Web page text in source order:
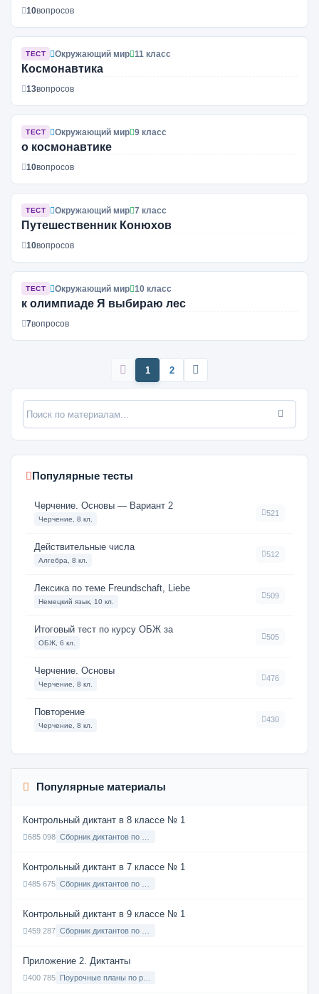
10вопросов
ТЕСТ Окружающий мир 11 класс
Космонавтика
13вопросов
ТЕСТ Окружающий мир 9 класс
о космонавтике
10вопросов
ТЕСТ Окружающий мир 7 класс
Путешественник Конюхов
10вопросов
ТЕСТ Окружающий мир 10 класс
к олимпиаде Я выбираю лес
7вопросов
1 2
Популярные тесты
Черчение. Основы — Вариант 2
Черчение, 8 кл.
521
Действительные числа
Алгебра, 8 кл.
512
Лексика по теме Freundschaft, Liebe
Немецкий язык, 10 кл.
509
Итоговый тест по курсу ОБЖ за
ОБЖ, 6 кл.
505
Черчение. Основы
Черчение, 8 кл.
476
Повторение
Черчение, 8 кл.
430
Популярные материалы
Контрольный диктант в 8 классе № 1
685 098
Контрольный диктант в 7 классе № 1
485 675
Контрольный диктант в 9 классе № 1
459 287
Приложение 2. Диктанты
400 785